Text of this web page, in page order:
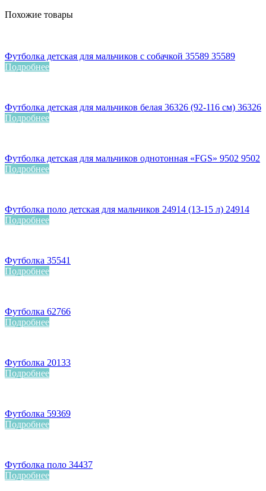
Похожие товары
Футболка детская для мальчиков с собачкой 35589 35589
Подробнее
Футболка детская для мальчиков белая 36326 (92-116 см) 36326
Подробнее
Футболка детская для мальчиков однотонная «FGS» 9502 9502
Подробнее
Футболка поло детская для мальчиков 24914 (13-15 л) 24914
Подробнее
Футболка 35541
Подробнее
Футболка 62766
Подробнее
Футболка 20133
Подробнее
Футболка 59369
Подробнее
Футболка поло 34437
Подробнее